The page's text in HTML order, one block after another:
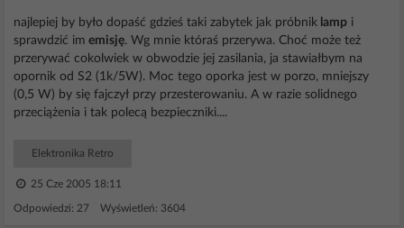
najlepiej by było dopaść gdzieś taki zabytek jak próbnik lamp i
sprawdzić im emisję. Wg mnie któraś przerywa. Choć może też
przerywać cokolwiek w obwodzie jej zasilania, ja stawiałbym na
opornik od S2 (1k/5W). Moc tego oporka jest w porzo, mniejszy
(0,5 W) by się fajczył przy przesterowaniu. A w razie solidnego
przeciążenia i tak polecą bezpieczniki....
Elektronika Retro
25 Cze 2005 18:11
Odpowiedzi: 27 Wyświetleń: 3604